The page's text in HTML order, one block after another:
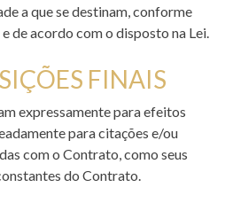
a que se destinam, conforme
de acordo com o disposto na Lei.
FINAIS
expressamente para efeitos
para citações e/ou
com o Contrato, como seus
do Contrato.